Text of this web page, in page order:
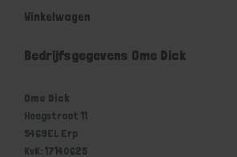
Winkelwagen
Bedrijfsgegevens Ome Dick
Ome Dick
Hoogstraat 11
5469EL Erp
KvK: 17140625